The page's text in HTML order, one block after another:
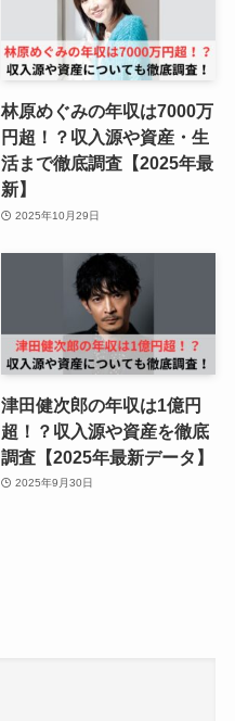
林原めぐみの年収は7000万
円超！？収入源や資産・生
活まで徹底調査【2025年最
新】
2025年10月29日
津田健次郎の年収は1億円
超！？収入源や資産を徹底
調査【2025年最新データ】
2025年9月30日